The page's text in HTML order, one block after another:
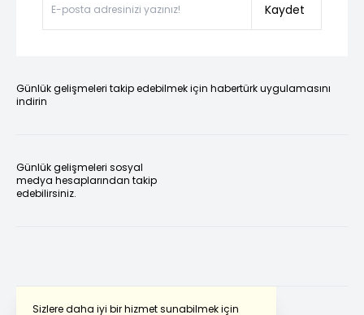
Sizlere daha iyi bir hizmet sunabilmek için
Kaydet
Günlük gelişmeleri takip edebilmek için habertürk uygulamasını
indirin
Günlük gelişmeleri sosyal
medya hesaplarından takip
edebilirsiniz.